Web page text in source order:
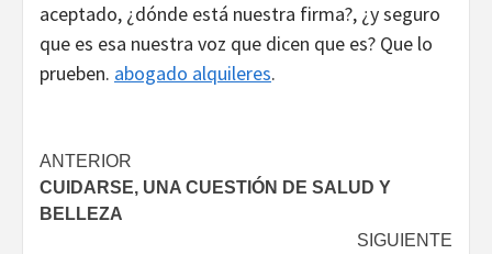
aceptado, ¿dónde está nuestra firma?, ¿y seguro
que es esa nuestra voz que dicen que es? Que lo
prueben. abogado alquileres.
Navegación
de
ANTERIOR
CUIDARSE, UNA CUESTIÓN DE SALUD Y
BELLEZA
SIGUIENTE